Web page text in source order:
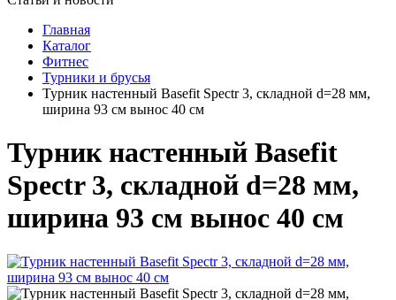
Главная
Каталог
Фитнес
Турники и брусья
Турник настенный Basefit Spectr 3, складной d=28 мм,
ширина 93 см вынос 40 см
Турник настенный Basefit
Spectr 3, складной d=28 мм,
ширина 93 см вынос 40 см